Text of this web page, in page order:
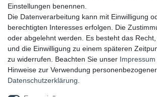
UNSERE
Einstellungen benennen.
Die Datenverarbeitung kann mit Einwilligung
berechtigten Interesses erfolgen. Die
oder abgelehnt werden. Es besteht das
und die Einwilligung zu einem späteren
zu widerrufen. Beachten Sie unser Impressum
Hinweise zur Verwendung
Daten­schutz­erklärung